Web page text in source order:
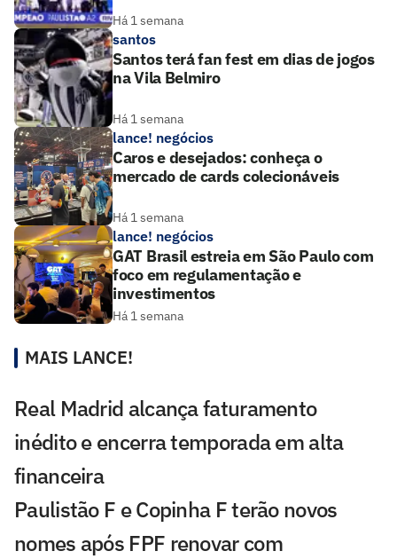
Há 1 semana
santos
Santos terá fan fest em dias de jogos
na Vila Belmiro
Há 1 semana
lance! negócios
Caros e desejados: conheça o
mercado de cards colecionáveis
Há 1 semana
lance! negócios
GAT Brasil estreia em São Paulo com
foco em regulamentação e
investimentos
Há 1 semana
MAIS LANCE!
Real Madrid alcança faturamento
inédito e encerra temporada em alta
financeira
Paulistão F e Copinha F terão novos
nomes após FPF renovar com